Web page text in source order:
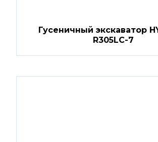
Гусеничный экскаватор
R305LC-7